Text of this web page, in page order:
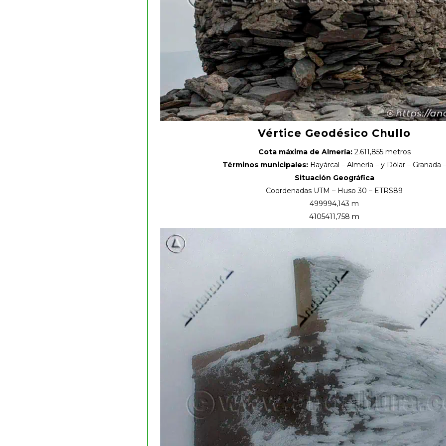
Vértice Geodésico Chullo
Cota máxima de Almería:2.611,855 metros
Términos municipales:Bayárcal – Almería – y Dólar – Granada –
Situación Geográfica
Coordenadas UTM – Huso 30 – ETRS89
499994,143 m
4105411,758 m